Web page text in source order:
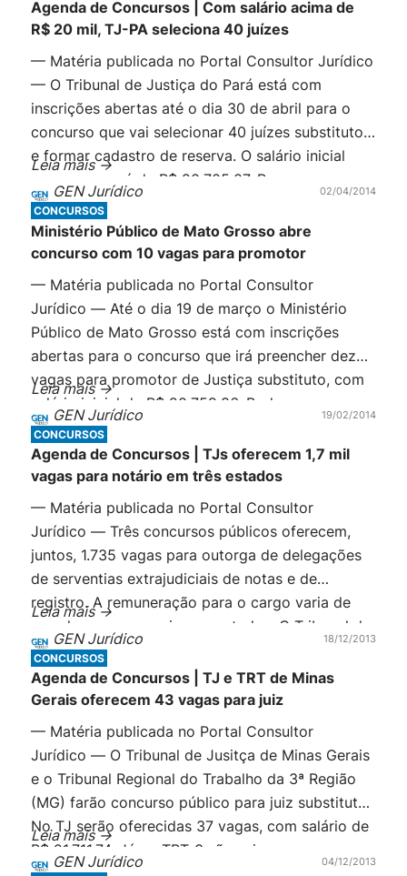
Agenda de Concursos | Com salário acima de
R$ 20 mil, TJ-PA seleciona 40 juízes
— Matéria publicada no Portal Consultor Jurídico
— O Tribunal de Justiça do Pará está com
inscrições abertas até o dia 30 de abril para o
concurso que vai selecionar 40 juízes substitutos
e formar cadastro de reserva. O salário inicial
para o cargo é de R$ 20.705,07. Para se
inscrever, é preciso ser bacharel […]
Leia mais ->
GEN Jurídico
02/04/2014
CONCURSOS
Ministério Público de Mato Grosso abre
concurso com 10 vagas para promotor
— Matéria publicada no Portal Consultor
Jurídico — Até o dia 19 de março o Ministério
Público de Mato Grosso está com inscrições
abertas para o concurso que irá preencher dez
vagas para promotor de Justiça substituto, com
salário inicial de R$ 20.759,86. Podem se
inscrever bacharéis em Direito com no mínimo
três anos de atividade jurídica. As […]
Leia mais ->
GEN Jurídico
19/02/2014
CONCURSOS
Agenda de Concursos | TJs oferecem 1,7 mil
vagas para notário em três estados
— Matéria publicada no Portal Consultor
Jurídico — Três concursos públicos oferecem,
juntos, 1.735 vagas para outorga de delegações
de serventias extrajudiciais de notas e de
registro. A remuneração para o cargo varia de
acordo com os serviços prestados. O Tribunal de
Justiça da Bahia é o que oferece o maior número
de vagas: 1.383. Para este concurso, […]
Leia mais ->
GEN Jurídico
18/12/2013
CONCURSOS
Agenda de Concursos | TJ e TRT de Minas
Gerais oferecem 43 vagas para juiz
— Matéria publicada no Portal Consultor
Jurídico — O Tribunal de Jusitça de Minas Gerais
e o Tribunal Regional do Trabalho da 3ª Região
(MG) farão concurso público para juiz substituto.
No TJ serão oferecidas 37 vagas, com salário de
R$ 21.711,74. Já no TRT-3 são seis vagas com
Leia mais ->
GEN Jurídico
04/12/2013